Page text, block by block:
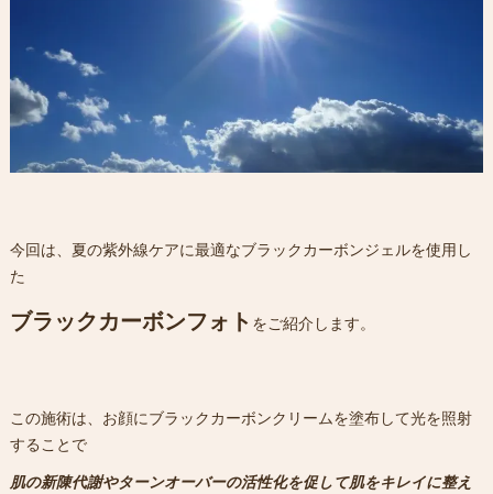
今回は、夏の紫外線ケアに最適なブラックカーボンジェルを使用し
た
ブラックカーボンフォト をご紹介します。
この施術は、お顔にブラックカーボンクリームを塗布して光を照射
することで
肌の新陳代謝やターンオーバーの活性化を促して肌をキレイに整え